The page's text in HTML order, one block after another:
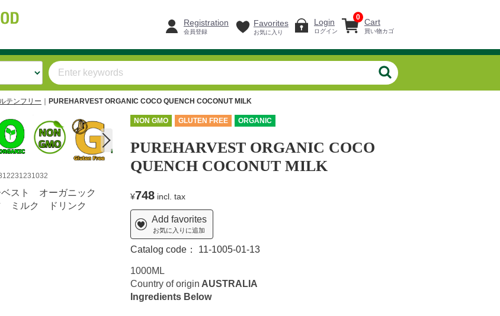
Cart
買い物カゴ
0
Registration
会員登録
Favorites
お気に入り
Login
ログイン
テンフリー PUREHARVEST ORGANIC COCO QUENCH COCONUT MILK
NON GMO GLUTEN FREE ORGANIC
PUREHARVEST ORGANIC COCO
QUENCH COCONUT MILK
¥748incl. tax
Add favorites
お気に入りに追加
Catalog code： 11-1005-01-13
1000ML
Country of origin AUSTRALIA
Ingredients Below
ベスト オーガニック
ミルク ドリンク